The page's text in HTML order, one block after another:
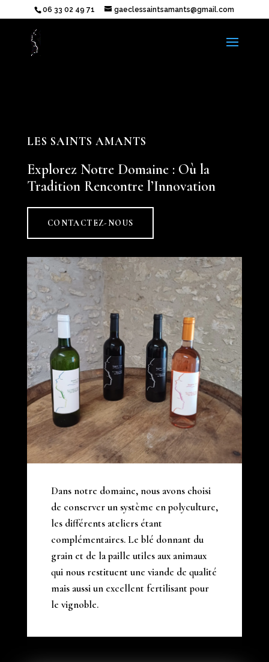
06 33 02 49 71 gaeclessaintsamants@gmail.com
LES SAINTS AMANTS
Explorez Notre Domaine : Où la
Tradition Rencontre l’Innovation
CONTACTEZ-NOUS
Dans notre domaine, nous avons choisi
de conserver un système en polyculture,
les différents ateliers étant
complémentaires. Le blé donnant du
grain et de la paille utiles aux animaux
qui nous restituent une viande de qualité
mais aussi un excellent fertilisant pour
le vignoble.